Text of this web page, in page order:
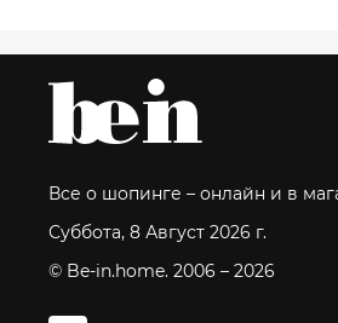
Все о шопинге – онлайн и в
Суббота, 8 Август 2026 г.
© Be-in.home. 2006 – 2026